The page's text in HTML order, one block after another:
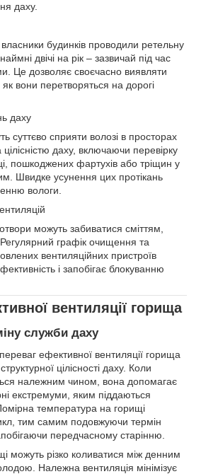
даху.
будинків проводили ретельну
двічі на рік – зазвичай під час
Це дозволяє своєчасно виявляти
вони перетворяться на дорогі
даху
суттєво сприяти волозі в просторах
даху, включаючи перевірку
пошкоджених фартухів або тріщин у
Швидке усунення цих протікань
вологи.
можуть забиватися сміттям,
графік очищення та
вентиляційних пристроїв
і запобігає блокуванню
вентиляції горища
служби даху
ефективної вентиляції горища
цілісності даху. Коли
належним чином, вона допомагає
екстремуми, яким піддаються
температура на горищі
тим самим подовжуючи термін
передчасному старінню.
можуть різко коливатися між денним
Належна вентиляція мінімізує